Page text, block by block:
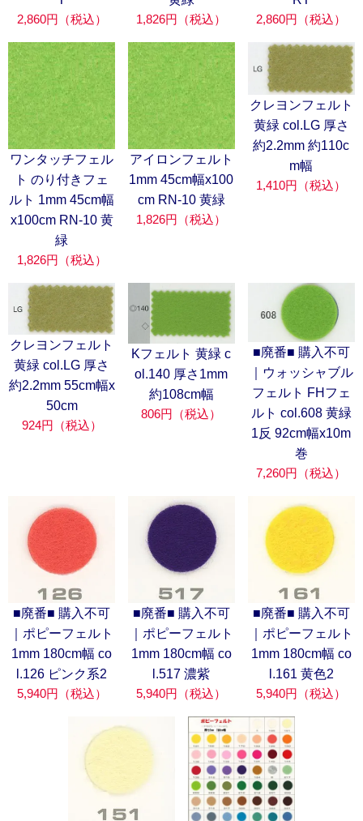
2,860円（税込）
1,826円（税込）
2,860円（税込）
ワンタッチフェル
ト のり付きフェ
ルト 1mm 45cm幅
x100cm RN-10 黄
緑
1,826円（税込）
アイロンフェルト
1mm 45cm幅x100
cm RN-10 黄緑
1,826円（税込）
クレヨンフェルト
黄緑 col.LG 厚さ
約2.2mm 約110c
m幅
1,410円（税込）
クレヨンフェルト
黄緑 col.LG 厚さ
約2.2mm 55cm幅x
50cm
924円（税込）
Kフェルト 黄緑 c
ol.140 厚さ1mm
約108cm幅
806円（税込）
■廃番■ 購入不可
｜ウォッシャブル
フェルト FHフェ
ルト col.608 黄緑
1反 92cm幅x10m
巻
7,260円（税込）
■廃番■ 購入不可
｜ポピーフェルト
1mm 180cm幅 co
l.126 ピンク系2
5,940円（税込）
■廃番■ 購入不可
｜ポピーフェルト
1mm 180cm幅 co
l.517 濃紫
5,940円（税込）
■廃番■ 購入不可
｜ポピーフェルト
1mm 180cm幅 co
l.161 黄色2
5,940円（税込）